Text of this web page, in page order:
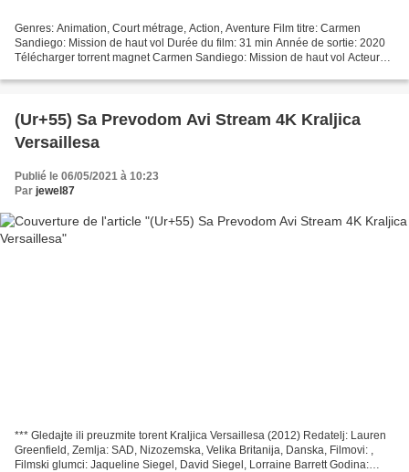
Genres: Animation, Court métrage, Action, Aventure Film titre: Carmen
Sandiego: Mission de haut vol Durée du film: 31 min Année de sortie: 2020
Télécharger torrent magnet Carmen Sandiego: Mission de haut vol Acteurs
(Ur+55) Sa Prevodom Avi Stream 4K Kraljica
Versaillesa
Publié le 06/05/2021 à 10:23
Par jewel87
*** Gledajte ili preuzmite torent Kraljica Versaillesa (2012) Redatelj: Lauren
Greenfield, Zemlja: SAD, Nizozemska, Velika Britanija, Danska, Filmovi: ,
Filmski glumci: Jaqueline Siegel, David Siegel, Lorraine Barrett Godina: